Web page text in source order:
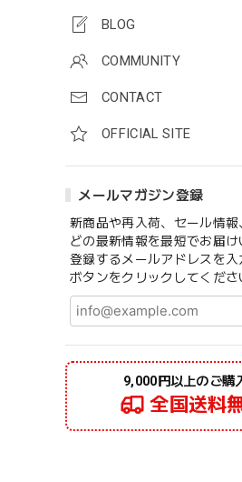
BLOG
COMMUNITY
CONTACT
OFFICIAL SITE
メールマガジン登録
新商品や再入荷、セール情報
どの最新情報を最短でお届け
登録するメールアドレスを入
ボタンをクリックしてくださ
9,000円以上のご購
全国送料